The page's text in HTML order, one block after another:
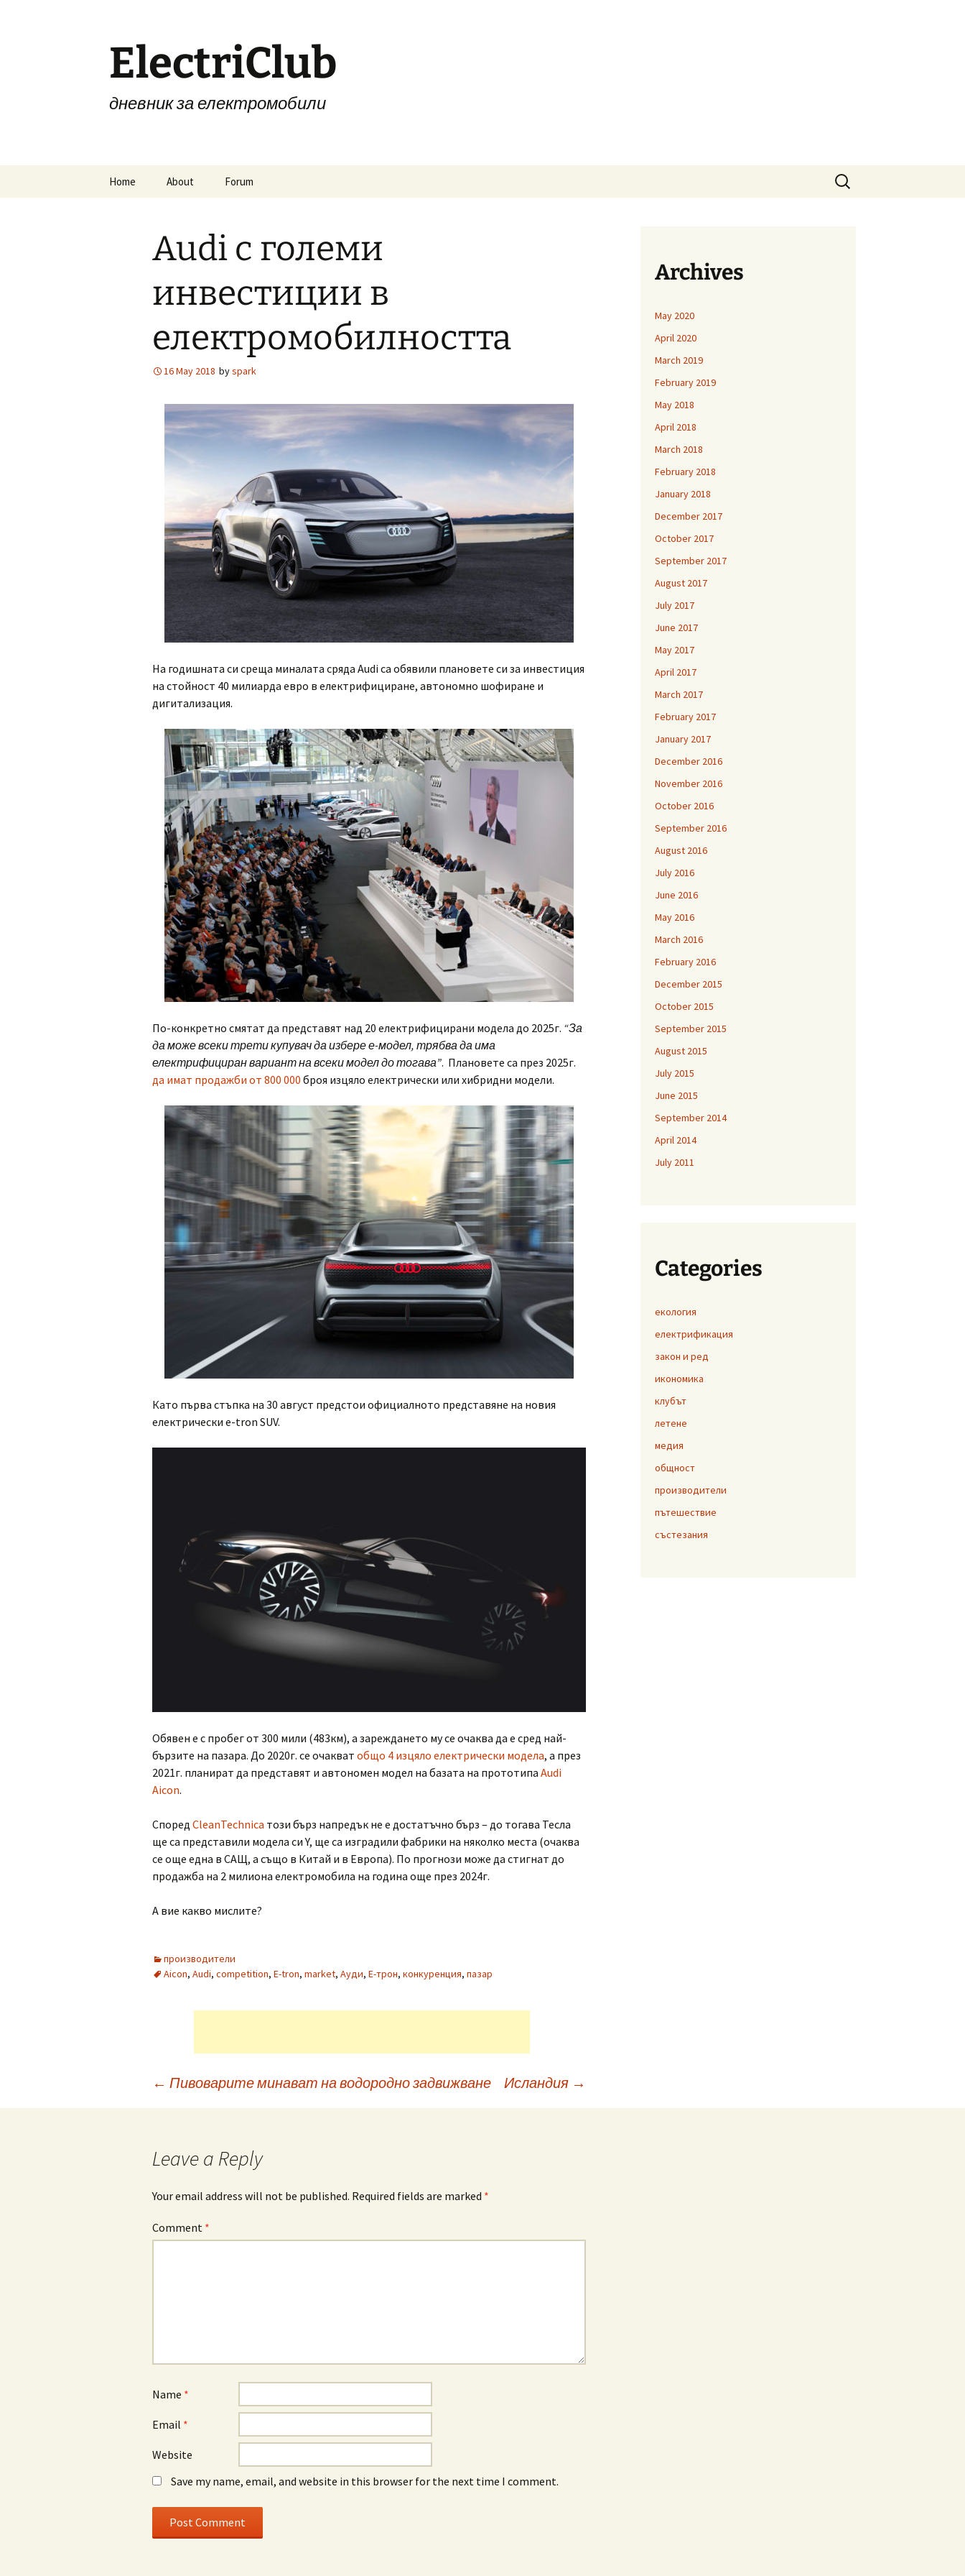
ElectriClub
дневник за електромобили
Home About Forum
Search
for:
Audi с големи
инвестиции в
електромобилността
16 May 2018 byspark
На годишната си среща миналата сряда Audi са обявили плановете си за инвестиция
на стойност 40 милиарда евро в електрифициране, автономно шофиране и
дигитализация.
По-конкретно смятат да представят над 20 електрифицирани модела до 2025г. “За
да може всеки трети купувач да избере е-модел, трябва да има
електрифициран вариант на всеки модел до тогава”. Плановете са през 2025г.
да имат продажби от 800 000 броя изцяло електрически или хибридни модели.
Като първа стъпка на 30 август предстои официалното представяне на новия
електрически e-tron SUV.
Обявен е с пробег от 300 мили (483км), а зареждането му се очаква да е сред най-
бързите на пазара. До 2020г. се очакват общо 4 изцяло електрически модела, а през
2021г. планират да представят и автономен модел на базата на прототипа Audi
Aicon.
Според CleanTechnica този бърз напредък не е достатъчно бърз – до тогава Тесла
ще са представили модела си Y, ще са изградили фабрики на няколко места (очаква
се още една в САЩ, а също в Китай и в Европа). По прогнози може да стигнат до
продажба на 2 милиона електромобила на година още през 2024г.
А вие какво мислите?
производители
Aicon, Audi, competition, E-tron, market, Ауди, Е-трон, конкуренция, пазар
← Пивоварите минават на водородно задвижване Исландия →
Leave a Reply
Your email address will not be published. Required fields are marked *
Comment *
Name *
Email *
Website
Save my name, email, and website in this browser for the next time I comment.
Archives
May 2020
April 2020
March 2019
February 2019
May 2018
April 2018
March 2018
February 2018
January 2018
December 2017
October 2017
September 2017
August 2017
July 2017
June 2017
May 2017
April 2017
March 2017
February 2017
January 2017
December 2016
November 2016
October 2016
September 2016
August 2016
July 2016
June 2016
May 2016
March 2016
February 2016
December 2015
October 2015
September 2015
August 2015
July 2015
June 2015
September 2014
April 2014
July 2011
Categories
екология
електрификация
закон и ред
икономика
клубът
летене
медия
общност
производители
пътешествие
състезания